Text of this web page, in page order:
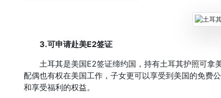
3.可申请赴美E2签证
土耳其是美国E2签证缔约国，持有土耳其护照可拿
配偶也有权在美国工作，子女更可以享受到美国的免费
和享受福利的权益。